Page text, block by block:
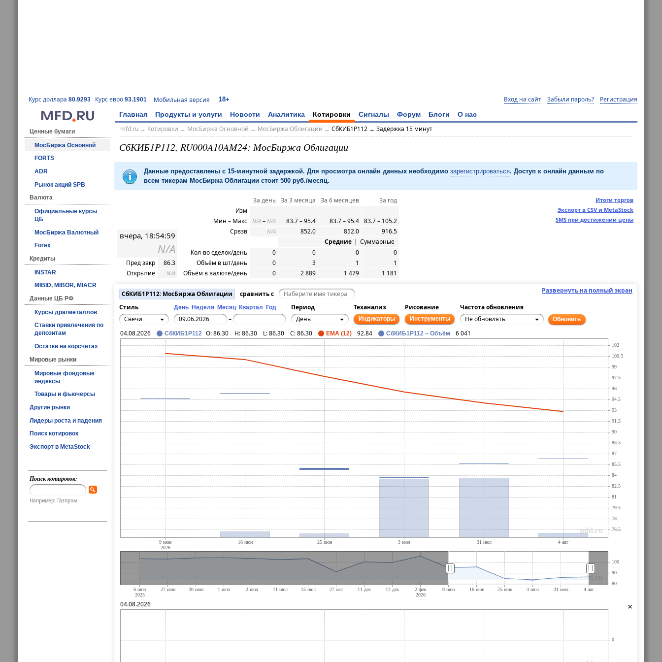
Курс доллара 80.9293 Курс евро 93.1901 Мобильная версия 18+ Вход на сайт Забыли пароль? Регистрация
Главная Продукты и услуги Новости Аналитика Котировки Сигналы Форум Блоги О нас
Ценные бумаги
МосБиржа Основной
FORTS
ADR
Рынок акций SPB
Валюта
Официальные курсы
ЦБ
МосБиржа Валютный
Forex
Кредиты
INSTAR
MIBID, MIBOR, MIACR
Данные ЦБ РФ
Курсы драгметаллов
Ставки привлечения по
депозитам
Остатки на корсчетах
Мировые рынки
Мировые фондовые
индексы
Товары и фьючерсы
Другие рынки
Лидеры роста и падения
Поиск котировок
Экспорт в MetaStock
Поиск котировок:
Например: Газпром
mfd.ru→ Котировки → МосБиржа Основной → МосБиржа Облигации → СбКИБ1P112 → Задержка 15 минут
СбКИБ1P112, RU000A10AM24: МосБиржа Облигации
Данные предоставлены с 15-минутной задержкой. Для просмотра онлайн данных необходимо зарегистрироваться. Доступ к онлайн данным по
всем тикерам МосБиржа Облигации стоит 500 руб./месяц.
Итоги торгов
Экспорт в CSV и MetaStock
SMS при достижении цены
вчера, 18:54:59
N/A
Пред закр
86.3
Открытие
N/A
За день За 3 месяца За 6 месяцев
За год
Изм
Мин – Макс
N/A – N/A 83.7 – 95.4 83.7 – 95.4 83.7 – 105.2
Срвзв
N/A 852.0 852.0
916.5
Средние | Суммарные
Кол-во сделок/день
0 0 0
0
Объём в шт/день
0 3 1
1
Объём в валюте/день
0 2 889 1 479 1 181
Развернуть на полный экран
СбКИБ1P112: МосБиржа Облигации
сравнить с
Стиль
День Неделя Месяц Квартал Год Период Теханализ Рисование
Частота обновления
Свечи
– День Индикаторы Инструменты Не обновлять Обновить
|| ||
×
04.08.2026 СбКИБ1P112 O:86.30 H:86.30 L:86.30 C:86.30 EMA (12) 92.84 СбКИБ1P112 – Объём 6 041
04.08.2026